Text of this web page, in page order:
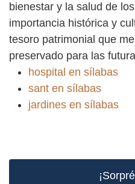
bienestar y la salud de
importancia histórica y
tesoro patrimonial que
preservado para las
hospital en sílabas
sant en sílabas
jardines en sílabas